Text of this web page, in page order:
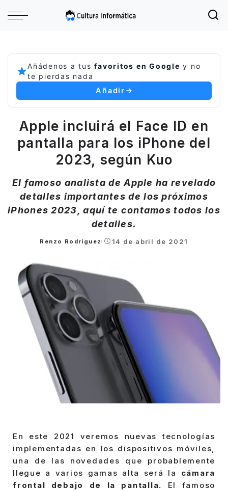
Añádenos a tusfavoritos en Google y no
te pierdas nada
Añadir
Apple incluirá el Face ID en
pantalla para los iPhone del
2023, según Kuo
El famoso analista de Apple ha revelado
detalles importantes de los próximos
iPhones 2023, aquí te contamos todos los
detalles.
Posted
Renzo Rodríguez 14 de abril de 2021
En este 2021 veremos nuevas tecnologías
implementadas en los dispositivos móviles,
una de las novedades que probablemente
llegue a varios gamas alta será la cámara
frontal debajo de la pantalla. El famoso